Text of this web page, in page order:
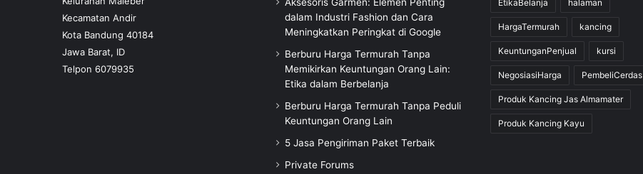
Kecamatan Andir
Kota Bandung 40184
Jawa Barat, ID
Telpon 6079935
dalam Industri Fashion dan Cara
Meningkatkan Peringkat di Google
Berburu Harga Termurah Tanpa
Memikirkan Keuntungan Orang Lain:
Etika dalam Berbelanja
Berburu Harga Termurah Tanpa Peduli
Keuntungan Orang Lain
5 Jasa Pengiriman Paket Terbaik
Private Forums
EtikaBelanja halaman
HargaTermurah kancing
KeuntunganPenjual kursi
NegosiasiHarga PembeliCerdas
Produk Kancing Jas Almamater
Produk Kancing Kayu